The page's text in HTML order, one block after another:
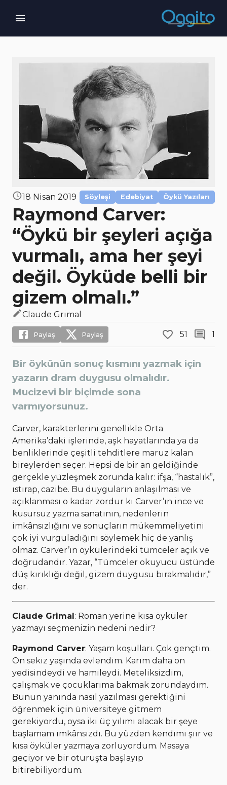
18 Nisan 2019 Söyleşi Edebiyat Öykü Yazıları
Raymond Carver:
“Öykü bir şeyleri açığa
vurmalı, ama her şeyi
değil. Öyküde belli bir
gizem olmalı.”
Claude Grimal
Paylaş Paylaş 51 1
Bir öykünün sonuç kısmını yazmak için
yazarın dram duygusu olmalıdır.
Mucizevi bir biçimde sona
varmıyorsunuz.
Carver, karakterlerini genellikle Orta
Amerika’daki işlerinde, aşk hayatlarında ya da
benliklerinde çeşitli tehditlere maruz kalan
bireylerden seçer. Hepsi de bir an geldiğinde
gerçekle yüzleşmek zorunda kalır: ifşa, “hastalık”,
ıstırap, cazibe. Bu duyguların anlaşılması ve
açıklanması o kadar zordur ki Carver’ın ince ve
kusursuz yazma sanatının, nedenlerin
imkânsızlığını ve sonuçların mükemmeliyetini
çok iyi vurguladığını söylemek hiç de yanlış
olmaz. Carver’ın öykülerindeki tümceler açık ve
doğrudandır. Yazar, “Tümceler okuyucu üstünde
düş kırıklığı değil, gizem duygusu bırakmalıdır,”
der.
Claude Grimal : Roman yerine kısa öyküler
yazmayı seçmenizin nedeni nedir?
Raymond Carver: Yaşam koşulları. Çok gençtim.
On sekiz yaşında evlendim. Karım daha on
yedisindeydi ve hamileydi. Meteliksizdim,
çalışmak ve çocuklarıma bakmak zorundaydım.
Bunun yanında nasıl yazılması gerektiğini
öğrenmek için üniversiteye gitmem
gerekiyordu, oysa iki üç yılımı alacak bir şeye
başlamam imkânsızdı. Bu yüzden kendimi şiir ve
kısa öyküler yazmaya zorluyordum. Masaya
geçiyor ve bir oturuşta başlayıp
bitirebiliyordum.